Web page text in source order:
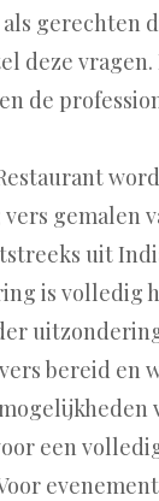
gerechten
deze vragen.
de
gemalen
uit
is volledig
bereid en
een